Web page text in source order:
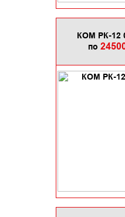
КОМ РК-12
по